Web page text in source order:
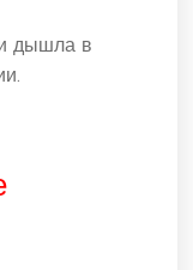
дышла в